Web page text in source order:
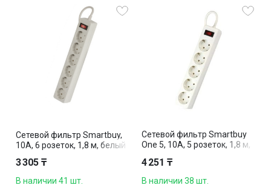
Сетевой фильтр Smartbuy,
10А, 6 розеток, 1,8 м, белый
3 305 ₸
В наличии 41 шт.
Сетевой фильтр Smartbuy
One 5, 10А, 5 розеток, 1,8 м,
4 251 ₸
В наличии 38 шт.